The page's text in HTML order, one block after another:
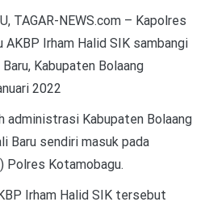
TAGAR-NEWS.com – Kapolres
AKBP Irham Halid SIK sambangi
Kabupaten Bolaang
2022
administrasi Kabupaten Bolaang
Baru sendiri masuk pada
Polres Kotamobagu.
Irham Halid SIK tersebut